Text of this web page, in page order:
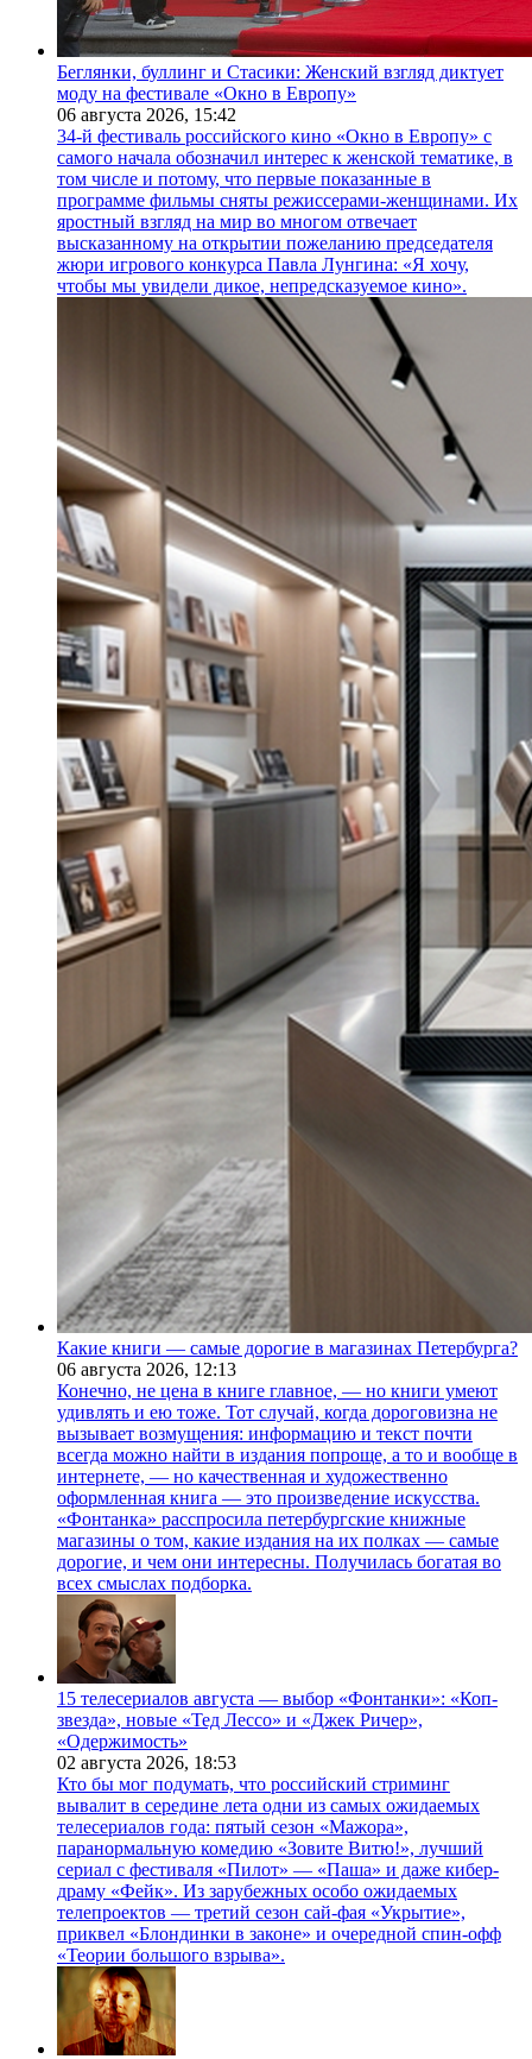
Беглянки, буллинг и Стасики: Женский взгляд диктует
моду на фестивале «Окно в Европу»
06 августа 2026, 15:42
34-й фестиваль российского кино «Окно в Европу» с
самого начала обозначил интерес к женской тематике, в
том числе и потому, что первые показанные в
программе фильмы сняты режиссерами-женщинами. Их
яростный взгляд на мир во многом отвечает
высказанному на открытии пожеланию председателя
жюри игрового конкурса Павла Лунгина: «Я хочу,
чтобы мы увидели дикое, непредсказуемое кино».
Какие книги — самые дорогие в магазинах Петербурга?
06 августа 2026, 12:13
Конечно, не цена в книге главное, — но книги умеют
удивлять и ею тоже. Тот случай, когда дороговизна не
вызывает возмущения: информацию и текст почти
всегда можно найти в издания попроще, а то и вообще в
интернете, — но качественная и художественно
оформленная книга — это произведение искусства.
«Фонтанка» расспросила петербургские книжные
магазины о том, какие издания на их полках — самые
дорогие, и чем они интересны. Получилась богатая во
всех смыслах подборка.
15 телесериалов августа — выбор «Фонтанки»: «Коп-
звезда», новые «Тед Лессо» и «Джек Ричер»,
«Одержимость»
02 августа 2026, 18:53
Кто бы мог подумать, что российский стриминг
вывалит в середине лета одни из самых ожидаемых
телесериалов года: пятый сезон «Мажора»,
паранормальную комедию «Зовите Витю!», лучший
сериал с фестиваля «Пилот» — «Паша» и даже кибер-
драму «Фейк». Из зарубежных особо ожидаемых
телепроектов — третий сезон сай-фая «Укрытие»,
приквел «Блондинки в законе» и очередной спин-офф
«Теории большого взрыва».